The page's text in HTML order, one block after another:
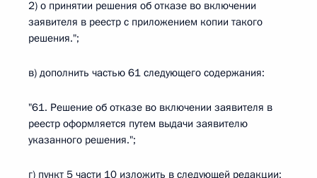
2) о принятии решения об отказе во включении
заявителя в реестр с приложением копии такого
решения.";
в) дополнить частью 61 следующего содержания:
"61. Решение об отказе во включении заявителя в
реестр оформляется путем выдачи заявителю
указанного решения.";
г) пункт 5 части 10 изложить в следующей редакции: